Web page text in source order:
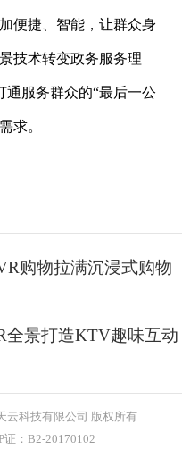
便捷、智能，让群众身
技术转变政务服务理
通服务群众的“最后一公
求。
购物拉满沉浸式购物
景打造KTV趣味互动
云科技有限公司 版权所有
证：B2-20170102